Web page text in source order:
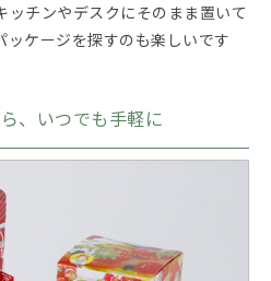
ッチンやデスクにそのまま置いて
ケージを探すのも楽しいです
、いつでも手軽に